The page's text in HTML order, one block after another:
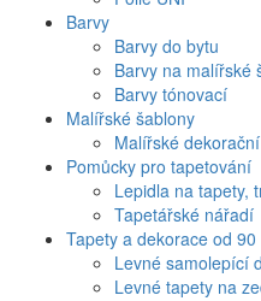
Barvy
Barvy do bytu
Barvy na malířské
Barvy tónovací
Malířské šablony
Malířské
Pomůcky pro tapetování
Lepidla na tapety,
Tapetářské nářadí
Tapety a dekorace od 90
Levné samolepící
Levné tapety na